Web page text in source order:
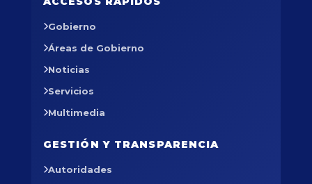
Gobierno
Áreas de Gobierno
Noticias
Servicios
Multimedia
GESTIÓN Y TRANSPARENCIA
Autoridades